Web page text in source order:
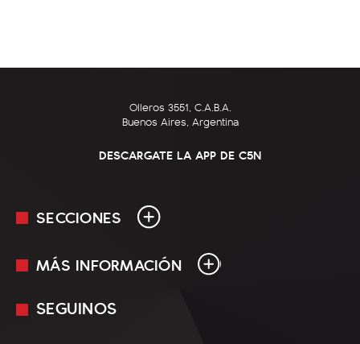
Olleros 3551, C.A.B.A.
Buenos Aires, Argentina
DESCARGATE LA APP DE C5N
SECCIONES
En Vivo
MÁS INFORMACIÓN
Mediakit
SEGUINOS